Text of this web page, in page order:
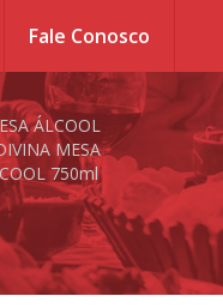
Fale Conosco
ÁLCOOL
MESA
750ml